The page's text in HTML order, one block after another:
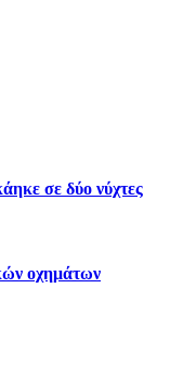
σε δύο νύχτες
οχημάτων